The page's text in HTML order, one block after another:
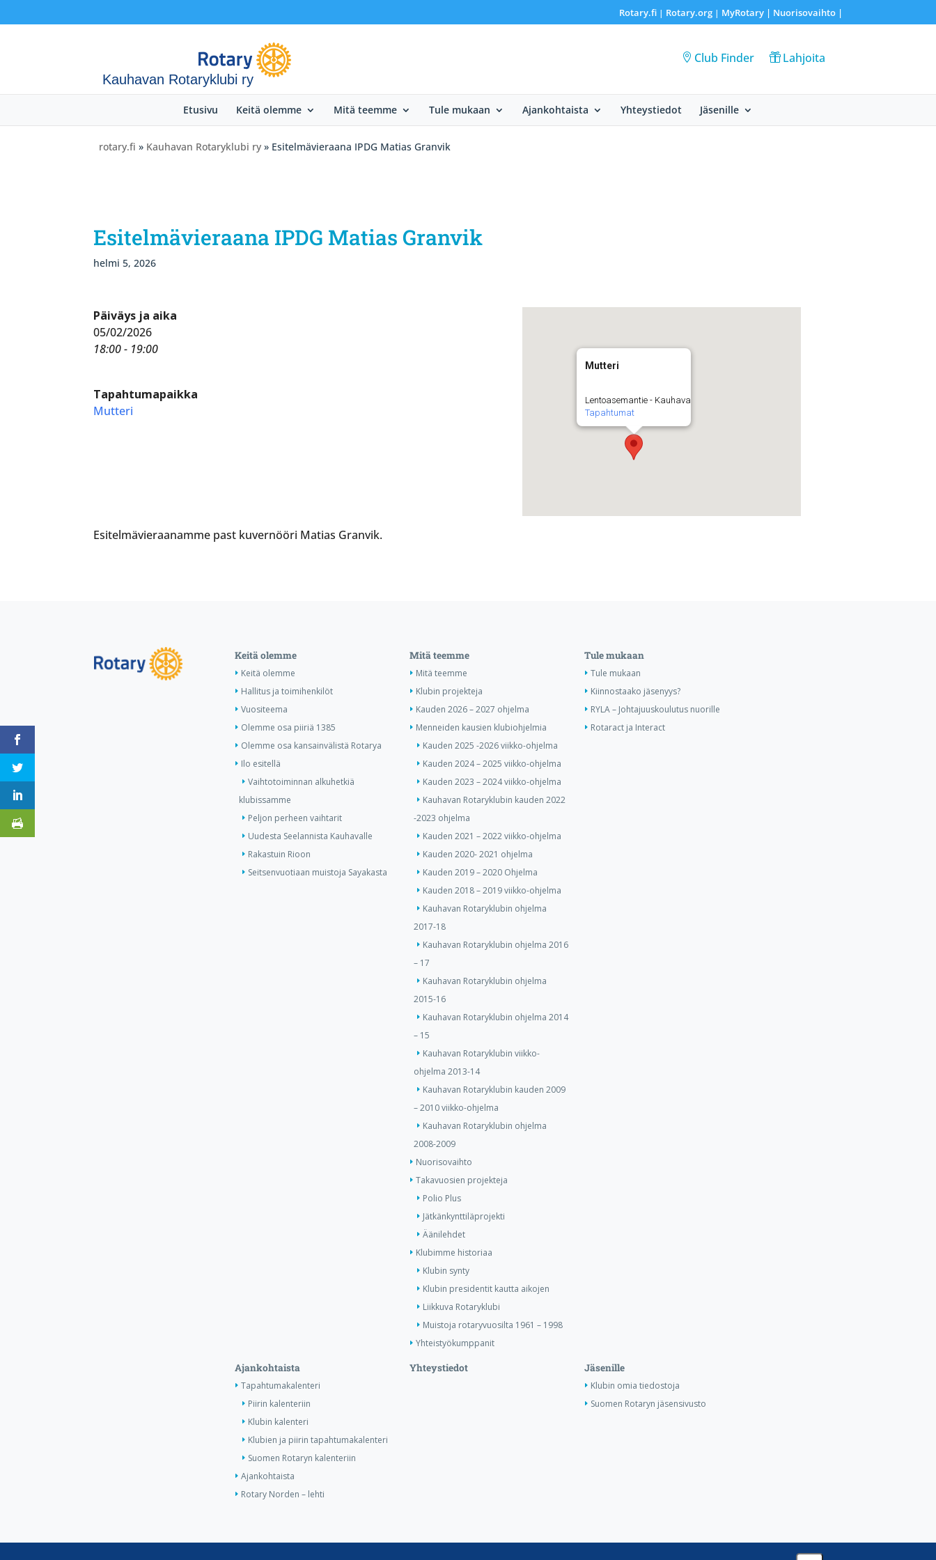
Rotary.fi| Rotary.org| MyRotary | Nuorisovaihto|
Kauhavan Rotaryklubi ry
Club Finder Lahjoita
Etusivu Keitä olemme Mitä teemme Tule mukaan Ajankohtaista Yhteystiedot Jäsenille
rotary.fi » Kauhavan Rotaryklubi ry » Esitelmävieraana IPDG Matias Granvik
Esitelmävieraana IPDG Matias Granvik
helmi 5, 2026
Mutteri
Lentoasemantie - Kauhava
Tapahtumat
Päiväys ja aika
05/02/2026
18:00 - 19:00
Tapahtumapaikka
Mutteri
Esitelmävieraanamme past kuvernööri Matias Granvik.
Keitä olemme
Keitä olemme
Hallitus ja toimihenkilöt
Vuositeema
Olemme osa piiriä 1385
Olemme osa kansainvälistä Rotarya
Ilo esitellä
Vaihtotoiminnan alkuhetkiä
klubissamme
Peljon perheen vaihtarit
Uudesta Seelannista Kauhavalle
Rakastuin Rioon
Seitsenvuotiaan muistoja Sayakasta
Mitä teemme
Mitä teemme
Klubin projekteja
Kauden 2026 – 2027 ohjelma
Menneiden kausien klubiohjelmia
Kauden 2025 -2026 viikko-ohjelma
Kauden 2024 – 2025 viikko-ohjelma
Kauden 2023 – 2024 viikko-ohjelma
Kauhavan Rotaryklubin kauden 2022
-2023 ohjelma
Kauden 2021 – 2022 viikko-ohjelma
Kauden 2020- 2021 ohjelma
Kauden 2019 – 2020 Ohjelma
Kauden 2018 – 2019 viikko-ohjelma
Kauhavan Rotaryklubin ohjelma
2017-18
Kauhavan Rotaryklubin ohjelma 2016
– 17
Kauhavan Rotaryklubin ohjelma
2015-16
Kauhavan Rotaryklubin ohjelma 2014
– 15
Kauhavan Rotaryklubin viikko-
ohjelma 2013-14
Kauhavan Rotaryklubin kauden 2009
– 2010 viikko-ohjelma
Kauhavan Rotaryklubin ohjelma
2008-2009
Nuorisovaihto
Takavuosien projekteja
Polio Plus
Jätkänkynttiläprojekti
Äänilehdet
Klubimme historiaa
Klubin synty
Klubin presidentit kautta aikojen
Liikkuva Rotaryklubi
Muistoja rotaryvuosilta 1961 – 1998
Yhteistyökumppanit
Tule mukaan
Tule mukaan
Kiinnostaako jäsenyys?
RYLA – Johtajuuskoulutus nuorille
Rotaract ja Interact
Ajankohtaista
Tapahtumakalenteri
Piirin kalenteriin
Klubin kalenteri
Klubien ja piirin tapahtumakalenteri
Suomen Rotaryn kalenteriin
Ajankohtaista
Rotary Norden – lehti
Yhteystiedot Jäsenille
Klubin omia tiedostoja
Suomen Rotaryn jäsensivusto